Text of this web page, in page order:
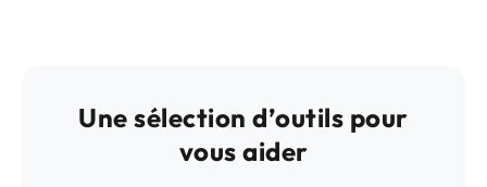
Une sélection d’outils pour
vous aider